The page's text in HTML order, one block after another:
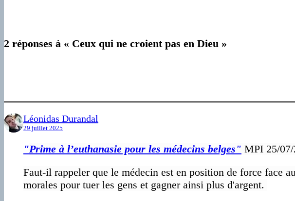
2 réponses à « Ceux qui ne croient pas en Dieu »
Léonidas Durandal
29 juillet 2025
"Prime à l’euthanasie pour les médecins belges" MPI 25/07/
Faut-il rappeler que le médecin est en position de force face
morales pour tuer les gens et gagner ainsi plus d'argent.